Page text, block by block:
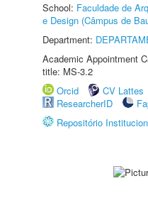
School: Faculdade de
e Design (Câmpus de
Department:
Academic Appointment
title: MS-3.2
Orcid
CV Lattes
ResearcherID
Repositório